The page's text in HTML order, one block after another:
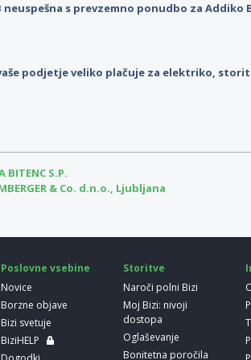
neuspešna s prevzemno ponudbo za Addiko
podjetje veliko plačuje za elektriko,
BITENC S.P.
& Co. d.n.o., Ljubljana
Poslovne vsebine
Novice
Borzne objave
Bizi svetuje
BiziHELP
Storitve
Naroči polni Bizi
Moj Bizi: nivoji
dostopa
Oglaševanje
Bonitetna poročila